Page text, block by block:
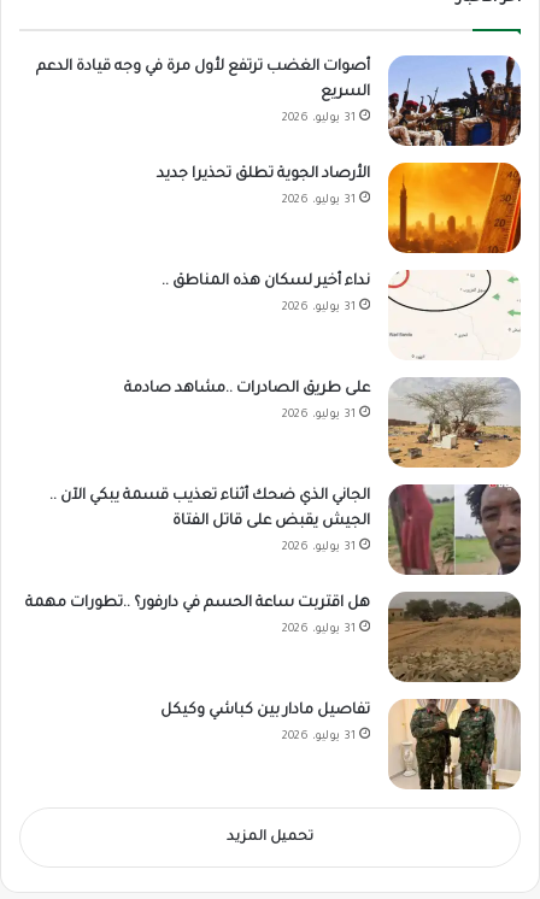
أصوات الغضب ترتفع لأول مرة في وجه قيادة الدعم
السريع
31 يوليو، 2026
الأرصاد الجوية تطلق تحذيرا جديد
31 يوليو، 2026
نداء أخير لسكان هذه المناطق ..
31 يوليو، 2026
على طريق الصادرات ..مشاهد صادمة
31 يوليو، 2026
الجاني الذي ضحك أثناء تعذيب قسمة يبكي الآن ..
الجيش يقبض على قاتل الفتاة
31 يوليو، 2026
هل اقتربت ساعة الحسم في دارفور؟ ..تطورات مهمة
31 يوليو، 2026
تفاصيل مادار بين كباشي وكيكل
31 يوليو، 2026
تحميل المزيد